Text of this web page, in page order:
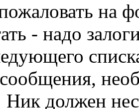
на
- надо
должен